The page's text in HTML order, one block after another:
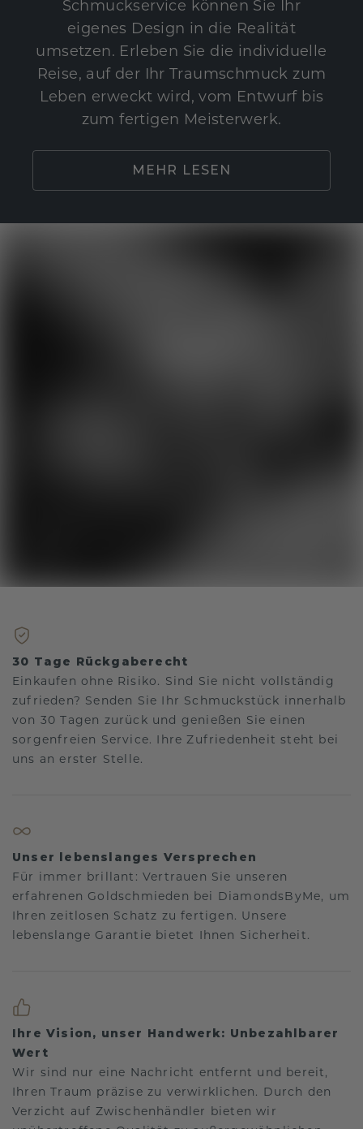
Schmuckservice können Sie Ihr
eigenes Design in die Realität
umsetzen. Erleben Sie die individuelle
Reise, auf der Ihr Traumschmuck zum
Leben erweckt wird, vom Entwurf bis
zum fertigen Meisterwerk.
MEHR LESEN
30 Tage Rückgaberecht
Einkaufen ohne Risiko. Sind Sie nicht vollständig
zufrieden? Senden Sie Ihr Schmuckstück innerhalb
von 30 Tagen zurück und genießen Sie einen
sorgenfreien Service. Ihre Zufriedenheit steht bei
uns an erster Stelle.
Unser lebenslanges Versprechen
Für immer brillant: Vertrauen Sie unseren
erfahrenen Goldschmieden bei DiamondsByMe, um
Ihren zeitlosen Schatz zu fertigen. Unsere
lebenslange Garantie bietet Ihnen Sicherheit.
Ihre Vision, unser Handwerk: Unbezahlbarer
Wert
Wir sind nur eine Nachricht entfernt und bereit,
Ihren Traum präzise zu verwirklichen. Durch den
Verzicht auf Zwischenhändler bieten wir